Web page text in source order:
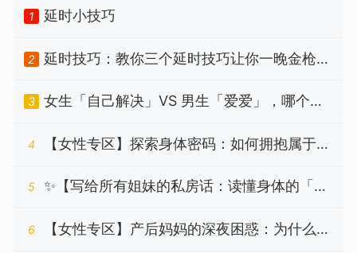
1 延时小技巧
2
延时技巧：教你三个延时技巧让你一晚金枪不
倒，赶紧收藏
3
女生「自己解决」VS 男生「爱爱」，哪个比
较舒服？
4
【女性专区】探索身体密码：如何拥抱属于你
的高潮体验
5
✨【写给所有姐妹的私房话：读懂身体的「湿
润密码」，做更懂自己的魅力女性】✨
6
【女性专区】产后妈妈的深夜困惑：为什么我